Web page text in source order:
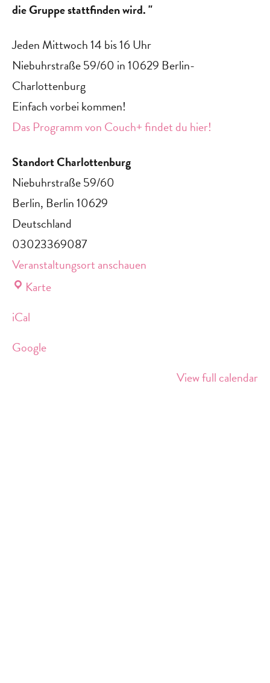
die Gruppe stattfinden wird. "
‍Jeden Mittwoch 14 bis 16 Uhr
Niebuhrstraße 59/60 in 10629 Berlin-
Charlottenburg
Einfach vorbei kommen!
Das Programm von Couch+ findet du hier!
Standort Charlottenburg
Niebuhrstraße 59/60
Berlin, Berlin10629
Deutschland
03023369087
Veranstaltungsort anschauen
KarteStandort
iCal
Google
View full calendar